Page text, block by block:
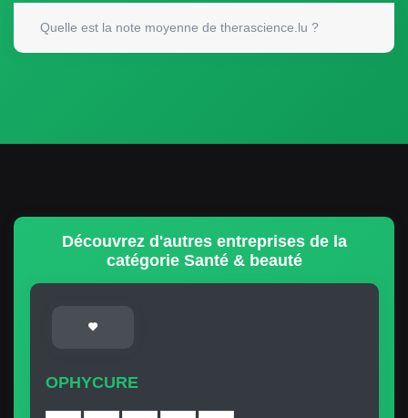
Quelle est la note moyenne de therascience.lu ?
Découvrez d'autres entreprises de la
catégorie Santé & beauté
OPHYCURE